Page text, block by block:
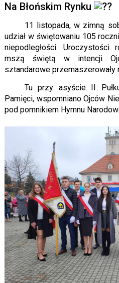
Na Błońskim Rynku
11 listopada, w zimną
udział w świętowaniu 105
niepodległości.
mszą świętą w intencji
sztandarowe przemaszerowały
Tu przy asyście II
Pamięci, wspomniano Ojców
pod pomnikiem Hymnu